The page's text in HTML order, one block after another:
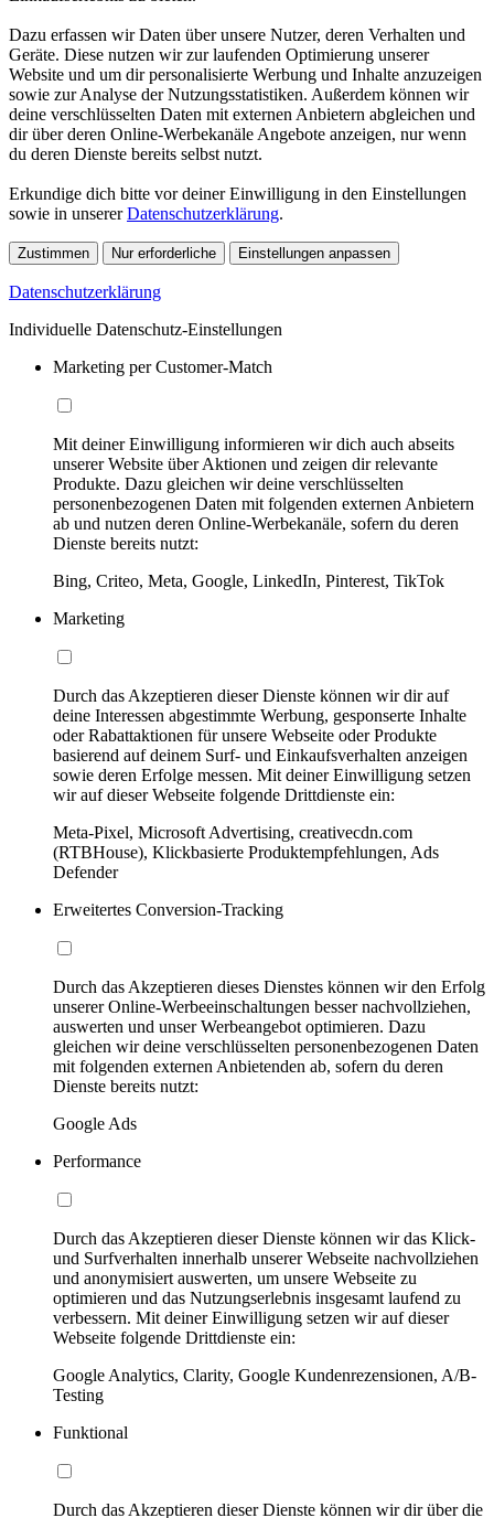
Dazu erfassen wir Daten über unsere Nutzer, deren Verhalten und
Geräte. Diese nutzen wir zur laufenden Optimierung unserer
Website und um dir personalisierte Werbung und Inhalte anzuzeigen
sowie zur Analyse der Nutzungsstatistiken. Außerdem können wir
deine verschlüsselten Daten mit externen Anbietern abgleichen und
dir über deren Online-Werbekanäle Angebote anzeigen, nur wenn
du deren Dienste bereits selbst nutzt.
Erkundige dich bitte vor deiner Einwilligung in den Einstellungen
sowie in unsererDatenschutzerklärung.
Zustimmen Nur erforderliche Einstellungen anpassen
Datenschutzerklärung
Individuelle Datenschutz-Einstellungen
Marketing per Customer-Match
Mit deiner Einwilligung informieren wir dich auch abseits
unserer Website über Aktionen und zeigen dir relevante
Produkte. Dazu gleichen wir deine verschlüsselten
personenbezogenen Daten mit folgenden externen Anbietern
ab und nutzen deren Online-Werbekanäle, sofern du deren
Dienste bereits nutzt:
Bing, Criteo, Meta, Google, LinkedIn, Pinterest, TikTok
Marketing
Durch das Akzeptieren dieser Dienste können wir dir auf
deine Interessen abgestimmte Werbung, gesponserte Inhalte
oder Rabattaktionen für unsere Webseite oder Produkte
basierend auf deinem Surf- und Einkaufsverhalten anzeigen
sowie deren Erfolge messen. Mit deiner Einwilligung setzen
wir auf dieser Webseite folgende Drittdienste ein:
Meta-Pixel, Microsoft Advertising, creativecdn.com
(RTBHouse), Klickbasierte Produktempfehlungen, Ads
Defender
Erweitertes Conversion-Tracking
Durch das Akzeptieren dieses Dienstes können wir den Erfolg
unserer Online-Werbeeinschaltungen besser nachvollziehen,
auswerten und unser Werbeangebot optimieren. Dazu
gleichen wir deine verschlüsselten personenbezogenen Daten
mit folgenden externen Anbietenden ab, sofern du deren
Dienste bereits nutzt:
Google Ads
Performance
Durch das Akzeptieren dieser Dienste können wir das Klick-
und Surfverhalten innerhalb unserer Webseite nachvollziehen
und anonymisiert auswerten, um unsere Webseite zu
optimieren und das Nutzungserlebnis insgesamt laufend zu
verbessern. Mit deiner Einwilligung setzen wir auf dieser
Webseite folgende Drittdienste ein:
Google Analytics, Clarity, Google Kundenrezensionen, A/B-
Testing
Funktional
Durch das Akzeptieren dieser Dienste können wir dir über die